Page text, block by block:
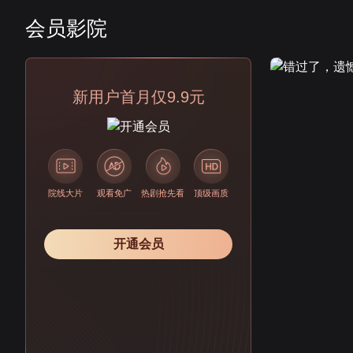
会员影院
新用户首月仅9.9元
院线大片 观看免广 热剧抢先看 顶级画质
开通会员
会员